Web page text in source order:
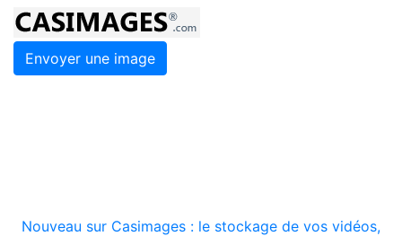
Envoyer une image
Nouveau sur Casimages : le stockage de vos vidéos,